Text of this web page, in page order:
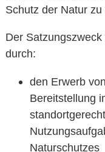
Schutz der Natur
Der
durch:
den Erwerb
Bereitstellung
Naturschutzes